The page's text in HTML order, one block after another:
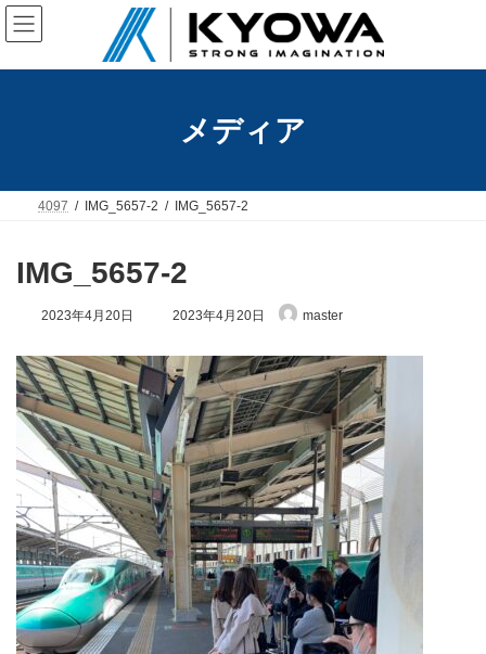
コ
ン
テ
ン
ナ
ビ
ゲ
ー
メディア
4097 IMG_5657-2 IMG_5657-2
IMG_5657-2
2023年4月20日
最
新
日
時
2023年4月20日 master